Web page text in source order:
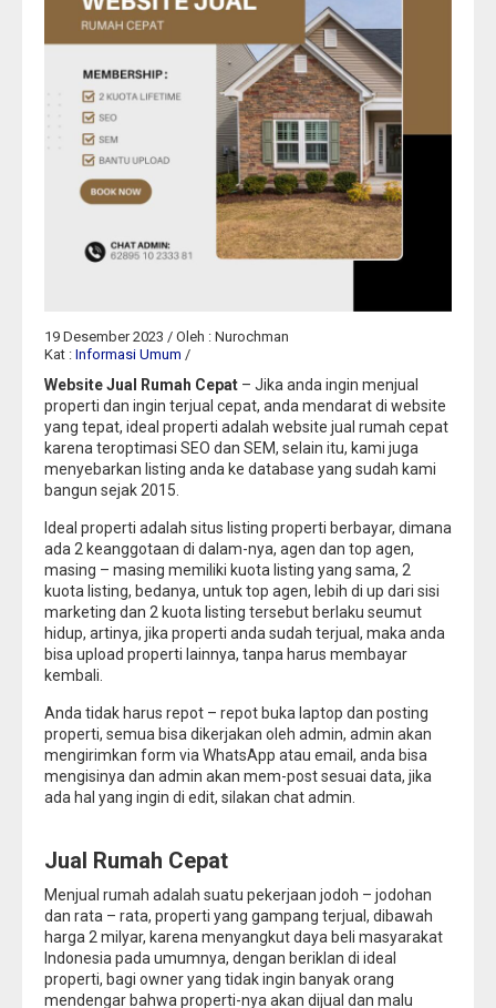
19 Desember 2023 / Oleh : Nurochman
Kat : Informasi Umum /
Website Jual Rumah Cepat – Jika anda ingin menjual
properti dan ingin terjual cepat, anda mendarat di website
yang tepat, ideal properti adalah website jual rumah cepat
karena teroptimasi SEO dan SEM, selain itu, kami juga
menyebarkan listing anda ke database yang sudah kami
bangun sejak 2015.
Ideal properti adalah situs listing properti berbayar, dimana
ada 2 keanggotaan di dalam-nya, agen dan top agen,
masing – masing memiliki kuota listing yang sama, 2
kuota listing, bedanya, untuk top agen, lebih di up dari sisi
marketing dan 2 kuota listing tersebut berlaku seumut
hidup, artinya, jika properti anda sudah terjual, maka anda
bisa upload properti lainnya, tanpa harus membayar
kembali.
Anda tidak harus repot – repot buka laptop dan posting
properti, semua bisa dikerjakan oleh admin, admin akan
mengirimkan form via WhatsApp atau email, anda bisa
mengisinya dan admin akan mem-post sesuai data, jika
ada hal yang ingin di edit, silakan chat admin.
Jual Rumah Cepat
Menjual rumah adalah suatu pekerjaan jodoh – jodohan
dan rata – rata, properti yang gampang terjual, dibawah
harga 2 milyar, karena menyangkut daya beli masyarakat
Indonesia pada umumnya, dengan beriklan di ideal
properti, bagi owner yang tidak ingin banyak orang
mendengar bahwa properti-nya akan dijual dan malu